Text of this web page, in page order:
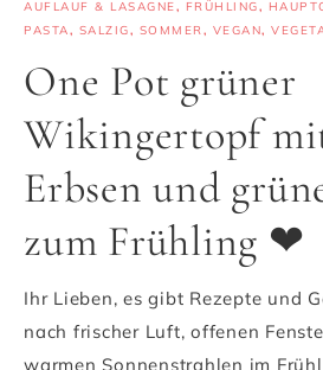
AUFLAUF & LASAGNE, FRÜHLING,
PASTA, SALZIG, SOMMER, VEGAN,
One Pot grüner
Wikingertopf
Erbsen und
zum Frühling ❤
Ihr Lieben, es gibt Rezepte und
nach frischer Luft, offenen
warmen Sonnenstrahlen im